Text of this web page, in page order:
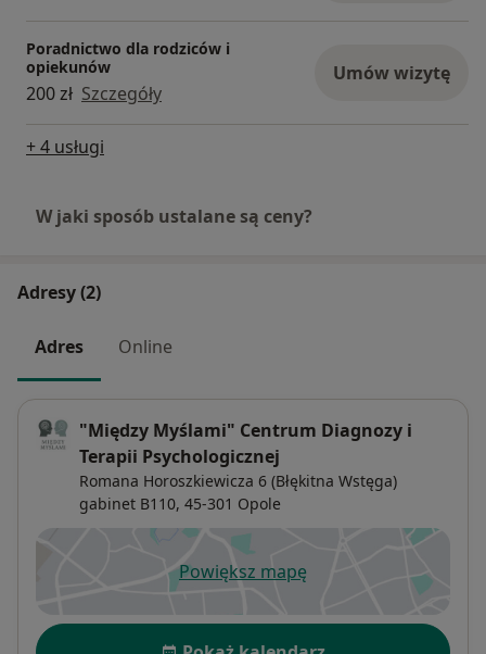
Poradnictwo dla rodziców i
opiekunów
200 zł Szczegóły
Umów wizytę
+ 4 usługi
W jaki sposób ustalane są ceny?
Adresy (2)
Adres Online
"Między Myślami" Centrum Diagnozy i
Terapii Psychologicznej
Romana Horoszkiewicza 6 (Błękitna Wstęga)
gabinet B110, 45-301 Opole
Powiększ mapęotwiera się w nowej karcie
Dostępność